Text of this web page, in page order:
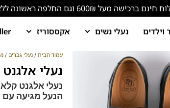
600₪ וגם החלפה ראשונה ללא עלות!
וילדים נעלי נשים אקססוריז
עמוד הבית / נעלי גברים /
נעלי אלגנט לגברים
נעלי אלגנט
הנעל מגיעה עם